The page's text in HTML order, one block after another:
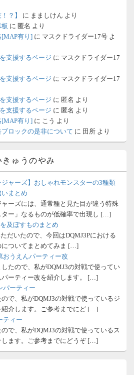
？】
に まましけん より
に 匿名 より
[MAP有り] に マスクドライダー17号 よ
支援するページ に マスクドライダー17
支援するページ に マスクドライダー17
支援するページ に 匿名 より
支援するページ に 匿名 より
[MAP有り] に こう より
ロックの是非について に 田所 より
ゅうのやみ
ジャーズ】おしゃれモンスターの3種類
まとめ
ーズには、通常種と見た目が違う特殊
ター」なるものが低確率で出現し […]
及ぼすものまとめ
だいたので、今回はDQMJ3Pにおける
についてまとめてみま […]
おうえんパーティー改
たので、私がDQMJ3の対戦で使ってい
パーティー改を紹介します。 […]
パーティー
で、私がDQMJ3の対戦で使っているジ
介します。ご参考までにど […]
ティー
で、私がDQMJ3の対戦で使っているス
します。ご参考までにどうぞ […]